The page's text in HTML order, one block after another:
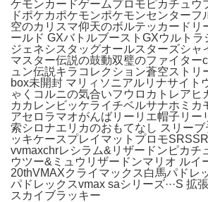
ケモンカードゲームプロモピカチュウ
ドポケカポケモンポケモンセンターフ
空のカリスマ仰天のボルテッカードリ
ールド GXバトルブーストGXウルトラ
ジェネシスタッグオールスターズシャ
マスター伝説の鼓動双璧のファイター
ュン伝説キラコレクション蒼空ストリ
box未開封 マリィソニアルリナサイト
ゃくコルニの気合いフウロカトレアヒ
カカレンビッケライチベルサナホミカ
アセロラマオがんばリーリエ帽子リー
索シロナエリカのおもてなし スリー
ッキケースプレイマットプロモ
vvmaxchrレシラム&リザードンピカチ
ウツー&ミュウリザードンマリオ ルイ
20thVMAXクライマックス白馬パドレ
パドレックスvmax saシリーズ···S 拡
スカイブラッキー